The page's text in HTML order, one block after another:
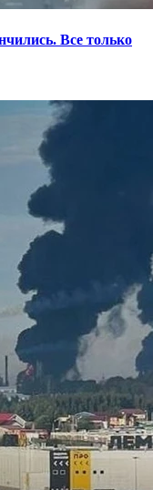
Все только